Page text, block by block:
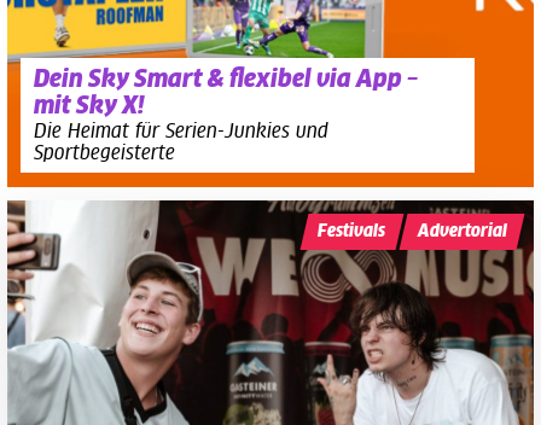
Dein Sky Smart & flexibel via App –
mit Sky X!
Die Heimat für Serien-Junkies und
Sportbegeisterte
Festivals Advertorial